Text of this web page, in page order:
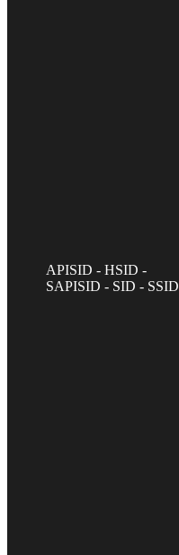
APISID - HSID -
SAPISID - SID - SSID